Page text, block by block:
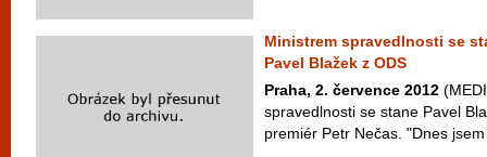
Ministrem spravedlnosti se
Pavel Blažek z ODS
Praha, 2. července 2012
spravedlnosti se stane Pavel
premiér Petr Nečas. "Dnes